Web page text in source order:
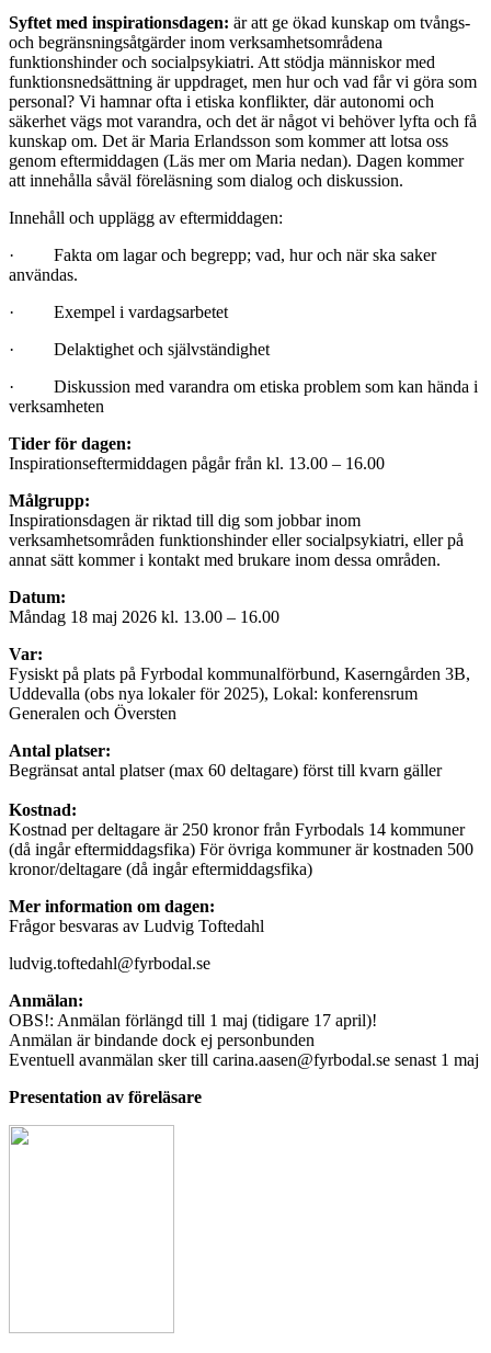
Syftet med inspirationsdagen: är att ge ökad kunskap om tvångs-
och begränsningsåtgärder inom verksamhetsområdena
funktionshinder och socialpsykiatri. Att stödja människor med
funktionsnedsättning är uppdraget, men hur och vad får vi göra som
personal? Vi hamnar ofta i etiska konflikter, där autonomi och
säkerhet vägs mot varandra, och det är något vi behöver lyfta och få
kunskap om. Det är Maria Erlandsson som kommer att lotsa oss
genom eftermiddagen (Läs mer om Maria nedan). Dagen kommer
att innehålla såväl föreläsning som dialog och diskussion.
Innehåll och upplägg av eftermiddagen:
· Fakta om lagar och begrepp; vad, hur och när ska saker
användas.
· Exempel i vardagsarbetet
· Delaktighet och självständighet
· Diskussion med varandra om etiska problem som kan hända i
verksamheten
Tider för dagen:
Inspirationseftermiddagen pågår från kl. 13.00 – 16.00
Målgrupp:
Inspirationsdagen är riktad till dig som jobbar inom
verksamhetsområden funktionshinder eller socialpsykiatri, eller på
annat sätt kommer i kontakt med brukare inom dessa områden.
Datum:
Måndag 18 maj 2026 kl. 13.00 – 16.00
Var:
Fysiskt på plats på Fyrbodal kommunalförbund, Kaserngården 3B,
Uddevalla (obs nya lokaler för 2025), Lokal: konferensrum
Generalen och Översten
Antal platser:
Begränsat antal platser (max 60 deltagare) först till kvarn gäller
Kostnad:
Kostnad per deltagare är 250 kronor från Fyrbodals 14 kommuner
(då ingår eftermiddagsfika) För övriga kommuner är kostnaden 500
kronor/deltagare (då ingår eftermiddagsfika)
Mer information om dagen:
Frågor besvaras av Ludvig Toftedahl
ludvig.toftedahl@fyrbodal.se
Anmälan:
OBS!: Anmälan förlängd till 1 maj (tidigare 17 april)!
Anmälan är bindande dock ej personbunden
Eventuell avanmälan sker till carina.aasen@fyrbodal.se senast 1 maj
Presentation av föreläsare